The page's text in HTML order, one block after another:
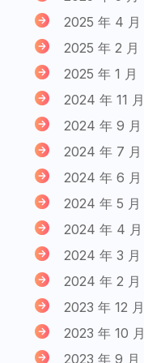
2025 年 4 月
2025 年 2 月
2025 年 1 月
2024 年 11 月
2024 年 9 月
2024 年 7 月
2024 年 6 月
2024 年 5 月
2024 年 4 月
2024 年 3 月
2024 年 2 月
2023 年 12 月
2023 年 10 月
2023 年 9 月